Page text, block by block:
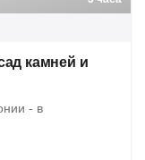
камней и
- в